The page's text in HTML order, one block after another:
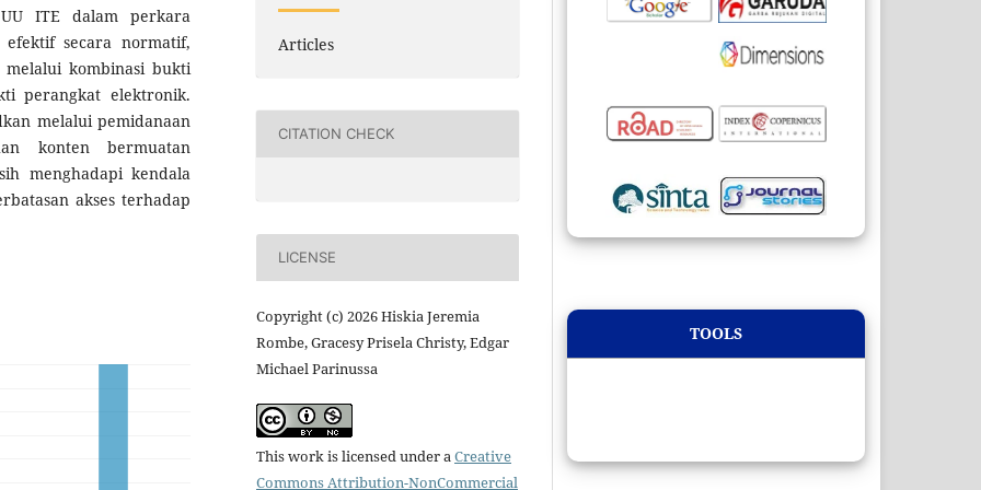
ITE dalam perkara
secara normatif,
kombinasi bukti
perangkat elektronik.
melalui pemidanaan
konten bermuatan
menghadapi kendala
akses terhadap
Articles
CITATION CHECK
LICENSE
Copyright (c) 2026 Hiskia Jeremia
Rombe, Gracesy Prisela Christy, Edgar
Michael Parinussa
This work is licensed under aCreative
Commons Attribution-NonCommercial
TOOLS